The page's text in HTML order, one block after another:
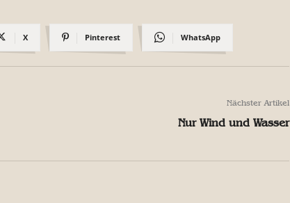
X Pinterest WhatsApp
Nächster Artikel
Nur Wind und Wasser